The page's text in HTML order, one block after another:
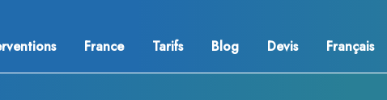
France Tarifs Blog Devis Français